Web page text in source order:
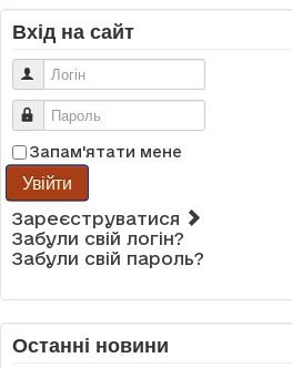
Вхід на сайт
Логін
Пароль
Запам'ятати мене
Увійти
Зареєструватися
Забули свій логін?
Забули свій пароль?
Останні новини